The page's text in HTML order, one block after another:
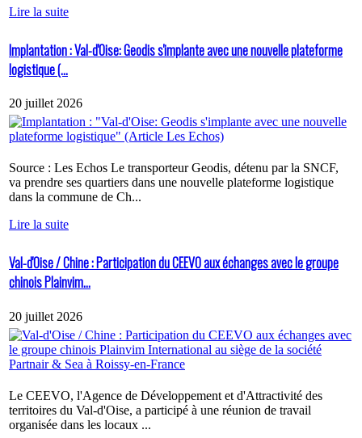
Lire la suite
Implantation : Val-d'Oise: Geodis s'implante avec une nouvelle plateforme
logistique (...
20 juillet 2026
Source : Les Echos Le transporteur Geodis, détenu par la SNCF,
va prendre ses quartiers dans une nouvelle plateforme logistique
dans la commune de Ch...
Lire la suite
Val-d'Oise / Chine : Participation du CEEVO aux échanges avec le groupe
chinois Plainvim...
20 juillet 2026
Le CEEVO, l'Agence de Développement et d'Attractivité des
territoires du Val-d'Oise, a participé à une réunion de travail
organisée dans les locaux ...